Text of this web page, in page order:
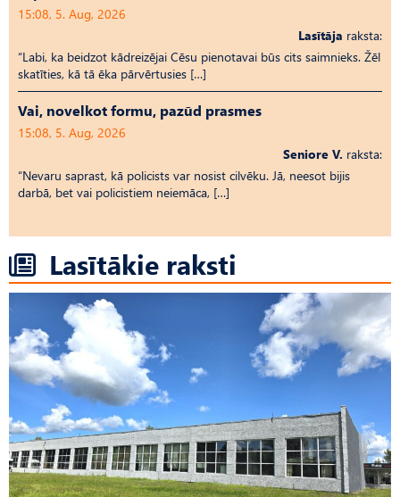
15:08, 5. Aug, 2026
Lasītāja raksta:
“Labi, ka beidzot kādreizējai Cēsu pienotavai būs cits saimnieks. Žēl
skatīties, kā tā ēka pārvērtusies […]
Vai, novelkot formu, pazūd prasmes
15:08, 5. Aug, 2026
Seniore V. raksta:
“Nevaru saprast, kā policists var nosist cilvēku. Jā, neesot bijis
darbā, bet vai policistiem neiemāca, […]
Lasītākie raksti